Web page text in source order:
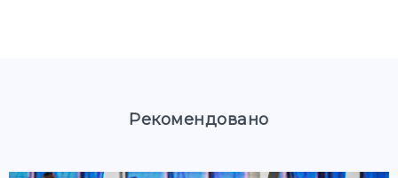
Рекомендовано